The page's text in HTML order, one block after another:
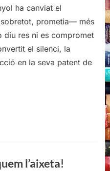
ha canviat el
prometia— més
diu res ni es compromet
el silenci, la
en la seva patent de
l’aixeta!